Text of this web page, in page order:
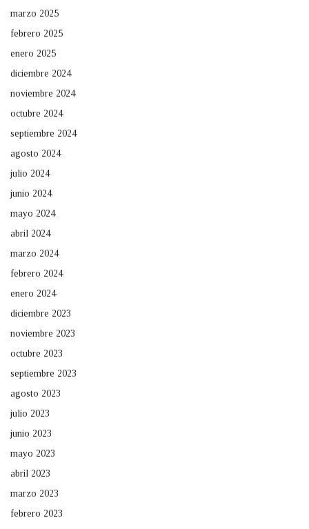
marzo 2025
febrero 2025
enero 2025
diciembre 2024
noviembre 2024
octubre 2024
septiembre 2024
agosto 2024
julio 2024
junio 2024
mayo 2024
abril 2024
marzo 2024
febrero 2024
enero 2024
diciembre 2023
noviembre 2023
octubre 2023
septiembre 2023
agosto 2023
julio 2023
junio 2023
mayo 2023
abril 2023
marzo 2023
febrero 2023